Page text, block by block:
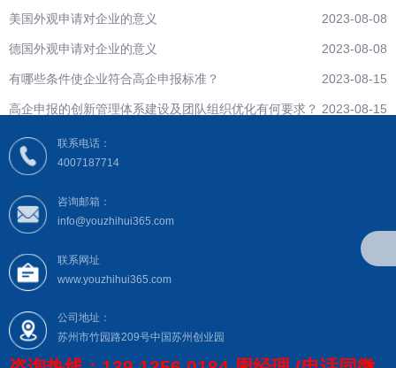
2023-08-08
美国外观申请对企业的意义
2023-08-08
德国外观申请对企业的意义
2023-08-15
有哪些条件使企业符合高企申报标准？
2023-08-15
高企申报的创新管理体系建设及团队组织优化有何要求？
联系电话：
4007187714
咨询邮箱：
info@youzhihui365.com
联系网址
www.youzhihui365.com
公司地址：
苏州市竹园路209号中国苏州创业园